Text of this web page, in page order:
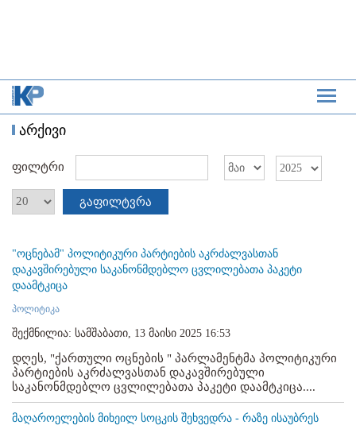
არქივი
ფილტრი
გაფილტვრა
"ოცნებამ" პოლიტიკური პარტიების აკრძალვასთან
დაკავშირებული საკანონმდებლო ცვლილებათა პაკეტი
დაამტკიცა
პოლიტიკა
შექმნილია: სამშაბათი, 13 მაისი 2025 16:53
დღეს, "ქართული ოცნების " პარლამენტმა პოლიტიკური
პარტიების აკრძალვასთან დაკავშირებული
საკანონმდებლო ცვლილებათა პაკეტი დაამტკიცა....
მაღაროელების მიხეილ სოცკის შეხვედრა - რაზე ისაუბრეს